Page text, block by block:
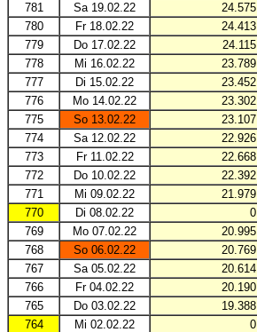
781
Sa 19.02.22 24.575
780
Fr 18.02.22 24.413
779
Do 17.02.22 24.115
778
Mi 16.02.22 23.789
777
Di 15.02.22 23.452
776
Mo 14.02.22 23.302
775
So 13.02.22 23.107
774
Sa 12.02.22 22.926
773
Fr 11.02.22 22.668
772
Do 10.02.22 22.392
771
Mi 09.02.22 21.979
770
Di 08.02.22 0
769
Mo 07.02.22 20.995
768
So 06.02.22 20.769
767
Sa 05.02.22 20.614
766
Fr 04.02.22 20.190
765
Do 03.02.22 19.388
764
Mi 02.02.22 0